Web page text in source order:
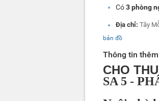
Có3 phòng
Địa chỉ: Tây
bản đồ
Thông tin thêm
CHO
SA 5 -